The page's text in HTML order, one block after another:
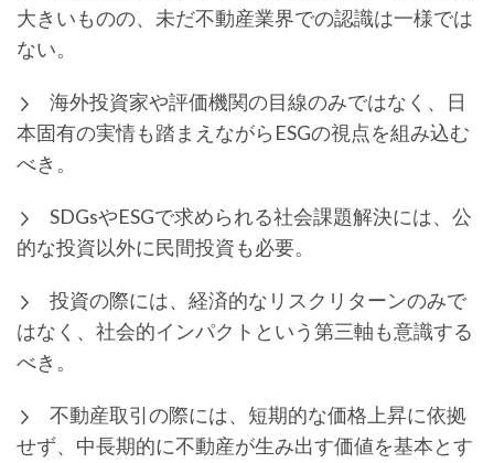
大きいものの、未だ不動産業界での認識は一様では
ない。
海外投資家や評価機関の目線のみではなく、日
本固有の実情も踏まえながらESGの視点を組み込む
べき。
SDGsやESGで求められる社会課題解決には、公
的な投資以外に民間投資も必要。
投資の際には、経済的なリスクリターンのみで
はなく、社会的インパクトという第三軸も意識する
べき。
不動産取引の際には、短期的な価格上昇に依拠
せず、中長期的に不動産が生み出す価値を基本とす